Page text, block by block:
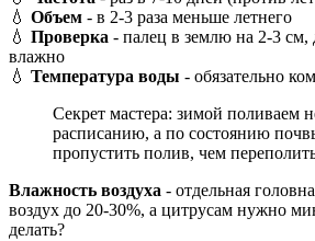
💧 Объем - в 2-3 раза меньше летнего
💧 Проверка - палец в землю на 2-3 см,
влажно
💧 Температура воды - обязательно
Секрет мастера: зимой поливаем
расписанию, а по состоянию
пропустить полив, чем
Влажность воздуха - отдельная
воздух до 20-30%, а цитрусам нужно
делать?